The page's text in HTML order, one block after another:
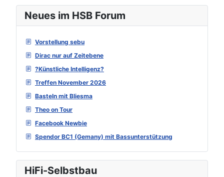
Neues im HSB Forum
Vorstellung sebu
Dirac nur auf Zeitebene
?Künstliche Intelligenz?
Treffen November 2026
Basteln mit Bliesma
Theo on Tour
Facebook Newbie
Spendor BC1 (Gemany) mit Bassunterstützung
HiFi-Selbstbau